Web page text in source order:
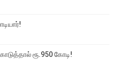
ரூ.950 கோடி!